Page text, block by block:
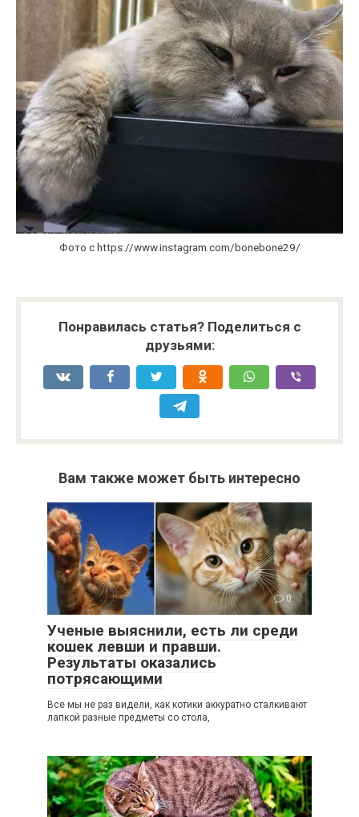
Фото с https://www.instagram.com/bonebone29/
Понравилась статья? Поделиться с
друзьями:
Вам также может быть интересно
0
Ученые выяснили, есть ли среди
кошек левши и правши.
Результаты оказались
потрясающими
Все мы не раз видели, как котики аккуратно сталкивают
лапкой разные предметы со стола,